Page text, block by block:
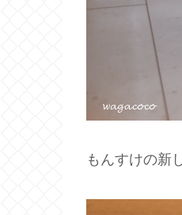
もんすけの新